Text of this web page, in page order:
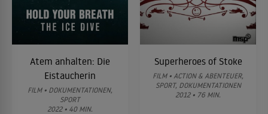
Atem anhalten: Die
Eistaucherin
FILM • DOKUMENTATIONEN,
SPORT
2022 • 40 MIN.
Superheroes of Stoke
FILM • ACTION & ABENTEUER,
SPORT, DOKUMENTATIONEN
2012 • 76 MIN.